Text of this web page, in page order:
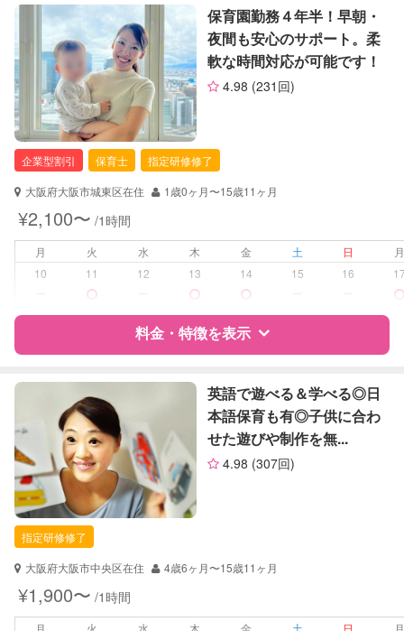
定期予約 可能
お子様の撮影
（定期特典）
対応可能
特徴 料金 レビュー
サポートの特徴
資格
企業型割引対象(旧内閣府補助対象)
自治体届出済ベビーシッター
保育士
幼稚園教諭
夜間対応
お泊まり保育
障がい児対応 対応可否は個別に相談
定期予約 可能
お子様の撮影
（定期特典）
対応不可
保育園勤務４年半！早朝・
夜間も安心のサポート。柔
軟な時間対応が可能です！
4.98 (231回)
企業型割引 保育士
指定研修修了
大阪府大阪市城東区在住
1歳0ヶ月〜15歳11ヶ月
¥2,100〜 /1時間
月 火 水 木 金 土 日
10
11 12 13 14 15 16
料金・特徴を表示
特徴 料金 レビュー
サポートの特徴
資格
企業型割引対象(旧内閣府補助対象)
自治体届出済ベビーシッター
保育士
対応可能/特徴
早朝対応
病児対応 病児、病後児、ともに不可
英語で遊べる＆学べる◎日
本語保育も有◎子供に合わ
せた遊びや制作を無...
4.98 (307回)
指定研修修了
大阪府大阪市中央区在住
4歳6ヶ月〜15歳11ヶ月
¥1,900〜 /1時間